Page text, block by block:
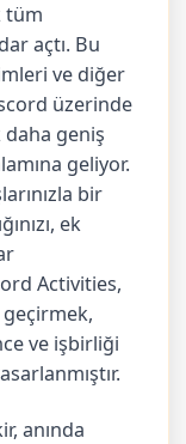
tüm
açtı. Bu
ve diğer
üzerinde
daha geniş
geliyor.
bir
ek
Activities,
ve işbirliği
anında